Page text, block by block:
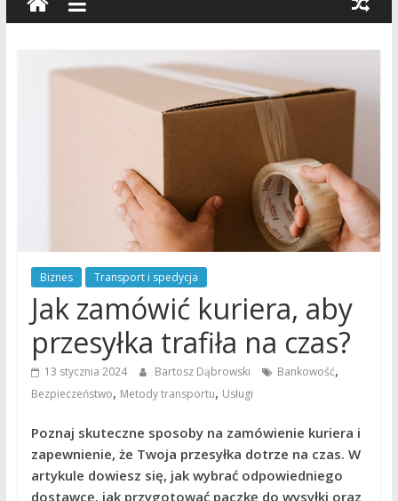
Biznes Transport i spedycja
Jak zamówić kuriera, aby
przesyłka trafiła na czas?
13 stycznia 2024 Bartosz Dąbrowski Bankowość,
Bezpieczeństwo, Metody transportu, Usługi
Poznaj skuteczne sposoby na zamówienie kuriera i
zapewnienie, że Twoja przesyłka dotrze na czas. W
artykule dowiesz się, jak wybrać odpowiedniego
dostawcę, jak przygotować paczkę do wysyłki oraz